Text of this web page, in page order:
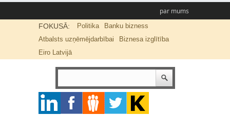
par mums
FOKUSĀ: Politika
Banku bizness
Atbalsts uzņēmējdarbībai
Biznesa izglītība
Eiro Latvijā